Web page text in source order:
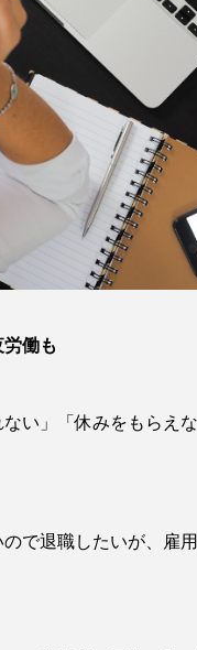
働も
い」「休みをもらえ
で退職したいが、雇